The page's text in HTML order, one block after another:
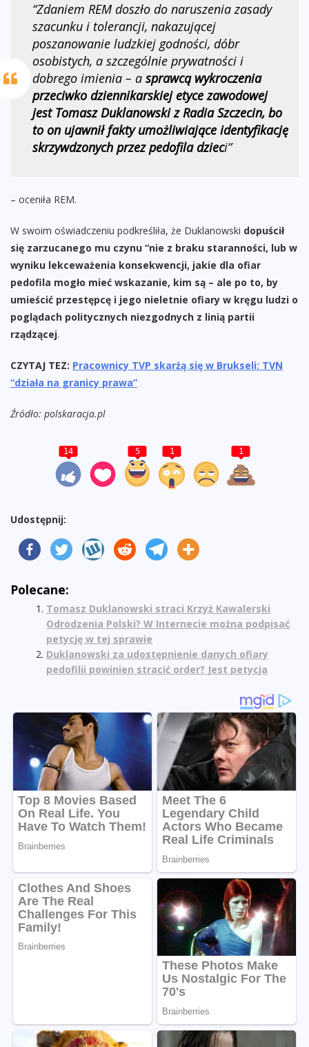
“Zdaniem REM doszło do naruszenia zasady
szacunku i tolerancji, nakazującej
poszanowanie ludzkiej godności, dóbr
osobistych, a szczególnie prywatności i
dobrego imienia – a sprawcą wykroczenia
przeciwko dziennikarskiej etyce zawodowej
jest Tomasz Duklanowski z Radia Szczecin, bo
to on ujawnił fakty umożliwiające identyfikację
skrzywdzonych przez pedofila dzieci”
– oceniła REM.
W swoim oświadczeniu podkreśliła, że Duklanowski dopuścił
się zarzucanego mu czynu “nie z braku staranności, lub w
wyniku lekceważenia konsekwencji, jakie dla ofiar
pedofila mogło mieć wskazanie, kim są – ale po to, by
umieścić przestępcę i jego nieletnie ofiary w kręgu ludzi o
poglądach politycznych niezgodnych z linią partii
rządzącej.
CZYTAJ TEZ: Pracownicy TVP skarżą się w Brukseli: TVN
“działa na granicy prawa”
Źródło: polskaracja.pl
14 5 1 1
Udostępnij:
Polecane:
Tomasz Duklanowski straci Krzyż Kawalerski
Odrodzenia Polski? W Internecie można podpisać
petycję w tej sprawie
Duklanowski za udostępnienie danych ofiary
pedofilii powinien stracić order? Jest petycja